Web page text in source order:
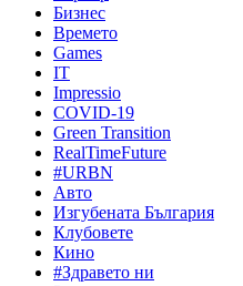
Бизнес
Времето
Games
IT
Impressio
COVID-19
Green Transition
RealTimeFuture
#URBN
Авто
Изгубената България
Клубовете
Кино
#Здравето ни